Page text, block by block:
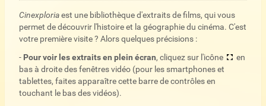
Cinexploriaest une bibliothèque d'extraits de films, qui vous
permet de découvrir l'histoire et la géographie du cinéma. C'est
votre première visite ? Alors quelques précisions :
- Pour voir les extraits en plein écran, cliquez sur l'icône
en
bas à droite des fenêtres vidéo (pour les smartphones et
tablettes, faites apparaître cette barre de contrôles en
touchant le bas des vidéos).